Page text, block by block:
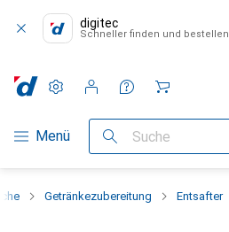
digitec
Schneller finden und bestellen
Navigation nach Kategorien
Menü Suche
Einstellungen
Kundenkonto
Vergleichslisten
Merklisten
Warenkorb
Getränkezubereitung Entsafter